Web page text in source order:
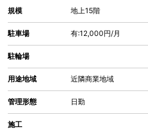
規模 地上15階
駐車場 有:12,000円/月
駐輪場
用途地域 近隣商業地域
管理形態 日勤
施工